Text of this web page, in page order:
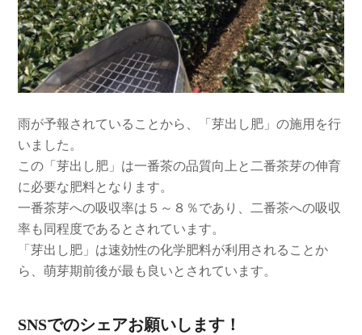
雨が予報されていることから、「芽出し肥」の施用を行
いました。
この「芽出し肥」は一番茶の品質向上と二番茶芽の伸育
に必要な肥料となります。
一番茶芽への吸収率は５～８％であり、二番茶への吸収
率も同程度であるとされています。
「芽出し肥」は速効性の化学肥料が利用されることか
ら、萌芽期前後が最も良いとされています。
SNSでのシェアお願いします！